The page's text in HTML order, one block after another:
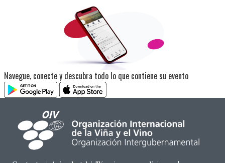
<p>Imagen</p>
Navegue, conecte y descubra todo lo que contiene su evento